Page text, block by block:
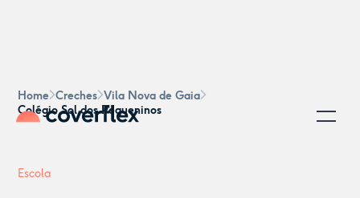
Home Creches Vila Nova de Gaia
Colégio Sol dos Pequeninos
Escola